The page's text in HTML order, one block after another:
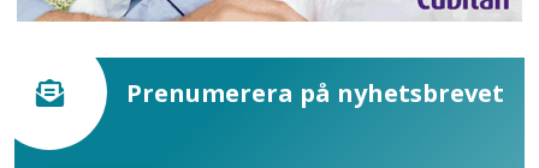
Prenumerera på nyhetsbrevet